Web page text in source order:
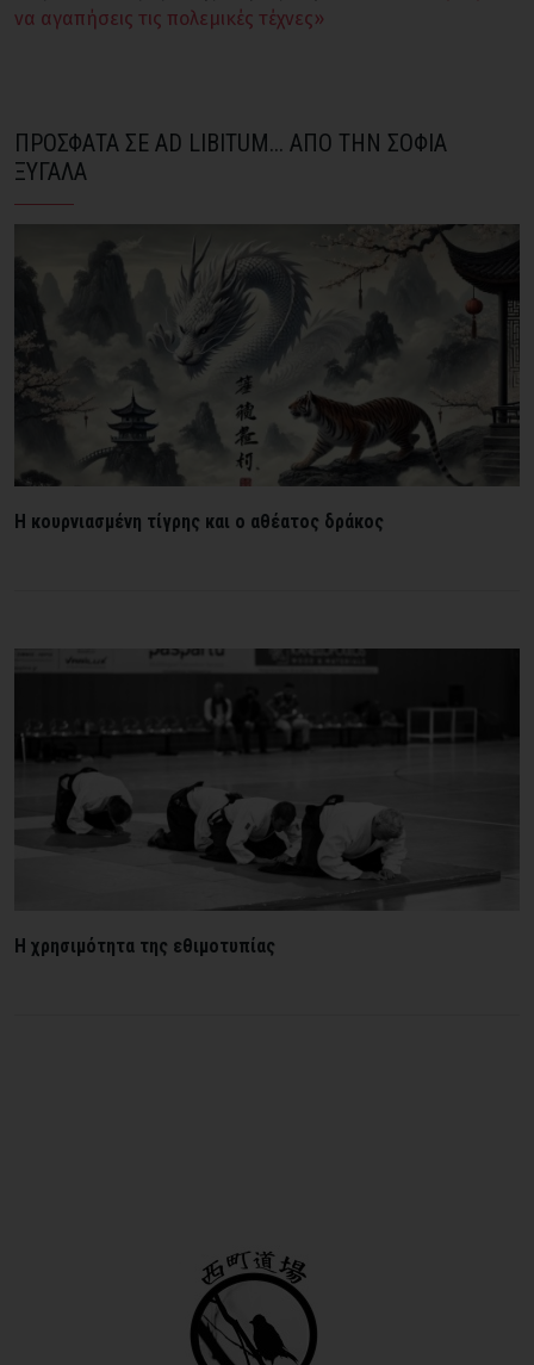
να αγαπήσεις τις πολεμικές τέχνες»
ΠΡΟΣΦΑΤΑ ΣΕ AD LIBITUM... ΑΠΟ ΤΗΝ ΣΟΦΙΑ
ΞΥΓΑΛΑ
H κουρνιασμένη τίγρης και ο αθέατος δράκος
Η χρησιμότητα της εθιμοτυπίας